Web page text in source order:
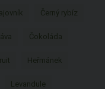
Černý rybíz
Čokoláda
Heřmánek
Levandule